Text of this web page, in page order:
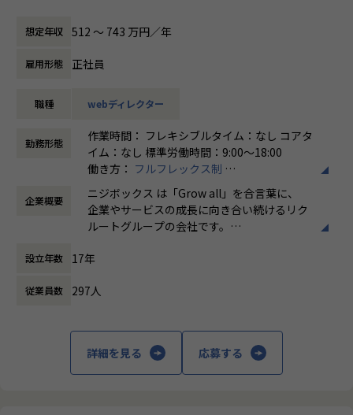
を伴走する中で、さまざまな職種を巻き込みながらプロジェ
クトを推進いただくポジションです。
業務内容
ービス、ITなどの様々な大手クライアント案件のWebディレ
者、プランナーと協業し、以下の業務を担当いただきます。
＜企画・要件定義フェーズ＞
- プロジェクトの目的、課題、KPIをふまえた要件定義(例：
サービス利用者の利用頻度を上げることをKPIに持った企画
責任者と会議に参加)
現可能か？工数がどれほどかかるか？を確認
＜制作フェーズ＞
フショア開発パートナーとのコミュニケーションが発生する
ケースもあります)
- ユーザー受け入れテスト、品質チェック
想定年収 512 〜 743 万円／年
雇用形態 正社員
職種 webディレクター
勤務形態
作業時間： フレキシブルタイム：なし コアタ
イム：なし 標準労働時間：9:00〜18:00
働き方： フルフレックス制
時間外労働の有無： 有（月平均5時間～10時
間）
休憩時間： 60分
企業概要
ニジボックス は「Grow all」を合言葉に、
企業やサービスの成長に向き合い続けるリク
ルートグループの会社です。
ングなどを通じて、お客様のビジネスに伴走
私たちはこの言葉を企業のVisionとしていま
す。
設立年数 17年
従業員数 297人
詳細を見る 応募する